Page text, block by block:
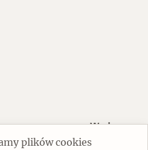
plików cookies
Wydawca